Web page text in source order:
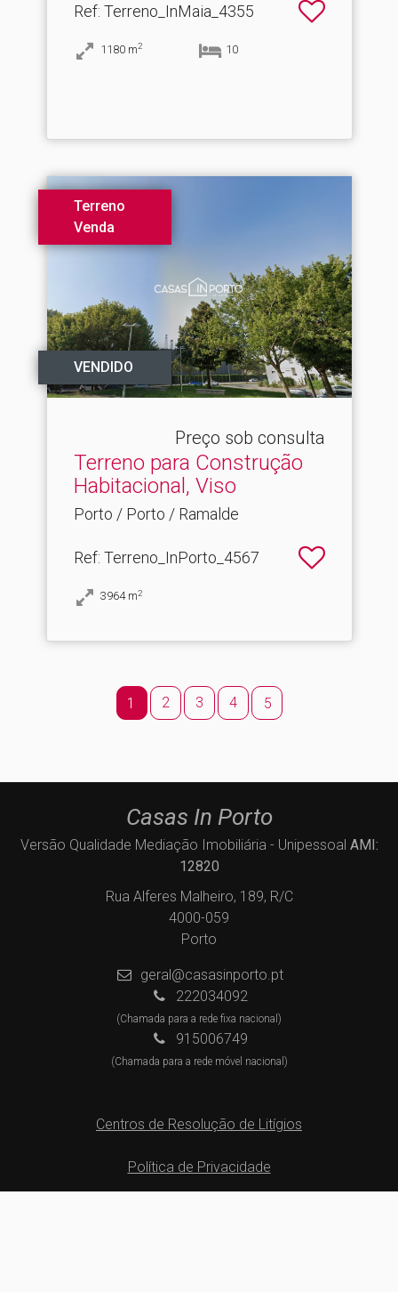
Ref: Terreno_InMaia_4355
1180 m2 10
Terreno
Venda
VENDIDO
Preço sob consulta
Terreno para Construção
Habitacional, Viso
Porto / Porto / Ramalde
Ref: Terreno_InPorto_4567
3964 m2
1 2 3 4 5
Casas In Porto
Versão Qualidade Mediação Imobiliária - Unipessoal AMI:
12820
Rua Alferes Malheiro, 189, R/C
4000-059
Porto
geral@casasinporto.pt
222034092
(Chamada para a rede fixa nacional)
915006749
(Chamada para a rede móvel nacional)
Centros de Resolução de Litígios
Política de Privacidade